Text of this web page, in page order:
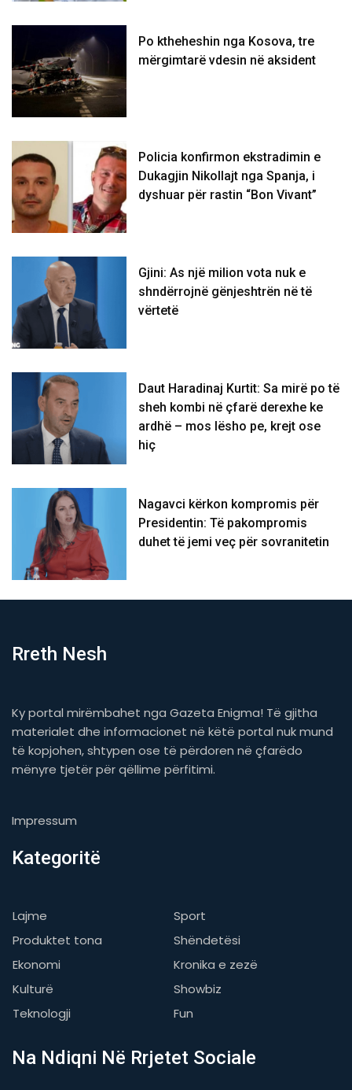
Po ktheheshin nga Kosova, tre
mërgimtarë vdesin në aksident
Policia konfirmon ekstradimin e
Dukagjin Nikollajt nga Spanja, i
dyshuar për rastin “Bon Vivant”
Gjini: As një milion vota nuk e
shndërrojnë gënjeshtrën në të
vërtetë
Daut Haradinaj Kurtit: Sa mirë po të
sheh kombi në çfarë derexhe ke
ardhë – mos lësho pe, krejt ose
hiç
Nagavci kërkon kompromis për
Presidentin: Të pakompromis
duhet të jemi veç për sovranitetin
Rreth Nesh
Ky portal mirëmbahet nga Gazeta Enigma! Të gjitha
materialet dhe informacionet në këtë portal nuk mund
të kopjohen, shtypen ose të përdoren në çfarëdo
mënyre tjetër për qëllime përfitimi.
Impressum
Kategoritë
Lajme
Sport
Produktet tona
Shëndetësi
Ekonomi
Kronika e zezë
Kulturë
Showbiz
Teknologji
Fun
Na Ndiqni Në Rrjetet Sociale